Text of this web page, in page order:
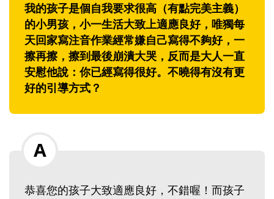
我的孩子是個自我要求很高（有點完美主義）
的小男孩，小一生活大致上適應良好，唯獨每
天回家寫注音作業經常嫌自己寫得不夠好，一
擦再擦，擦到最後崩潰大哭，反而是大人一直
安慰他說：你已經寫得很好。不曉得有沒有更
好的引導方式？
恭喜您的孩子大致適應良好，不錯喔！而孩子